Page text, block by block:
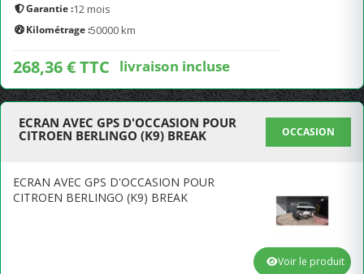
Garantie :12 mois
Kilométrage :50000 km
268,36 € TTC livraison incluse
ECRAN AVEC GPS D'OCCASION POUR
CITROEN BERLINGO (K9) BREAK
OCCASION
ECRAN AVEC GPS D'OCCASION POUR
CITROEN BERLINGO (K9) BREAK
Voir le produit